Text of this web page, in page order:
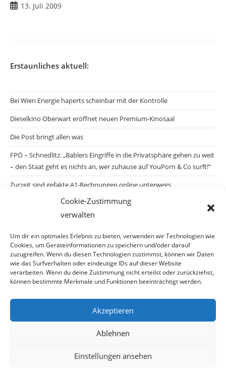
Cookie-Zustimmung
verwalten
Um dir ein optimales Erlebnis zu bieten, verwenden wir Technologien wie
Cookies, um Geräteinformationen zu speichern und/oder darauf
zuzugreifen. Wenn du diesen Technologien zustimmst, können wir Daten
wie das Surfverhalten oder eindeutige IDs auf dieser Website
verarbeiten. Wenn du deine Zustimmung nicht erteilst oder zurückziehst,
können bestimmte Merkmale und Funktionen beeinträchtigt werden.
Akzeptieren
Ablehnen
Einstellungen ansehen
Beitrag13. Juli 2009
Erstaunliches aktuell:
Bei Wien Energie haperts scheinbar mit der Kontrolle
Dieselkino Oberwart eröffnet neuen Premium-Kinosaal
Die Post bringt allen was
FPÖ – Schnedlitz: „Bablers Eingriffe in die Privatsphäre gehen zu weit
– den Staat geht es nichts an, wer zuhause auf YouPorn & Co surft!“
Zurzeit sind gefakte A1-Rechnungen online unterwegs
Salzburgs Juden und ihre Sicherheit: „Erst nach einem Anschlag wäre
die Gefahr endlich konkret!“
Biologisches Wunder in Ceuta
Ein vermeintliches Abschiebemärchen
Archiv